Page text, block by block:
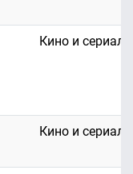
Кино и сериалы
Кино и сериалы